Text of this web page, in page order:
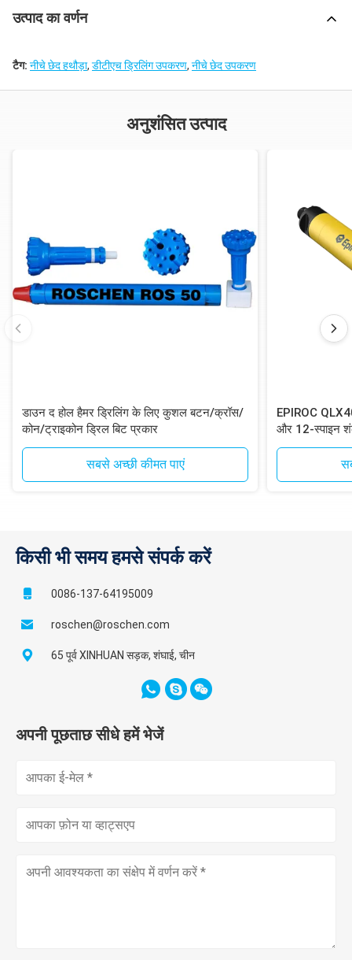
उत्पाद का वर्णन
टैग: नीचे छेद हथौड़ा, डीटीएच ड्रिलिंग उपकरण, नीचे छेद उपकरण
अनुशंसित उत्पाद
डाउन द होल हैमर ड्रिलिंग के लिए कुशल बटन/क्रॉस/
कोन/ट्राइकोन ड्रिल बिट प्रकार
सबसे अच्छी कीमत पाएं
EPIROC
और 12-स्पाइन
ड्रिलिंग के लिए
किसी भी समय हमसे संपर्क करें
0086-137-64195009
roschen@roschen.com
65 पूर्व XINHUAN सड़क, शंघाई, चीन
अपनी पूछताछ सीधे हमें भेजें